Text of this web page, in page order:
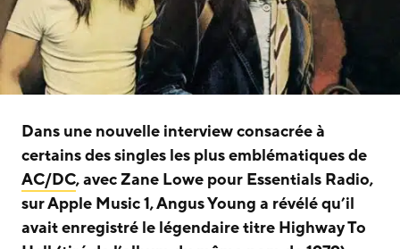
Dans une nouvelle interview consacrée à
certains des singles les plus emblématiques de
AC/DC, avec Zane Lowe pour Essentials Radio,
sur Apple Music 1, Angus Young a révélé qu’il
avait enregistré le légendaire titre Highway To